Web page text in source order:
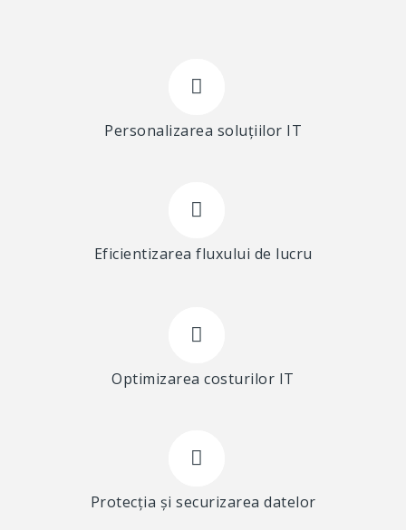
Personalizarea soluțiilor IT
Eficientizarea fluxului de lucru
Optimizarea costurilor IT
Protecția și securizarea datelor